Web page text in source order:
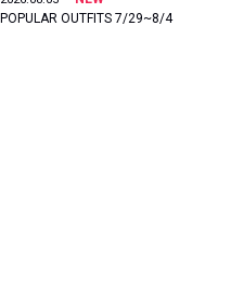
POPULAR OUTFITS 7/29~8/4